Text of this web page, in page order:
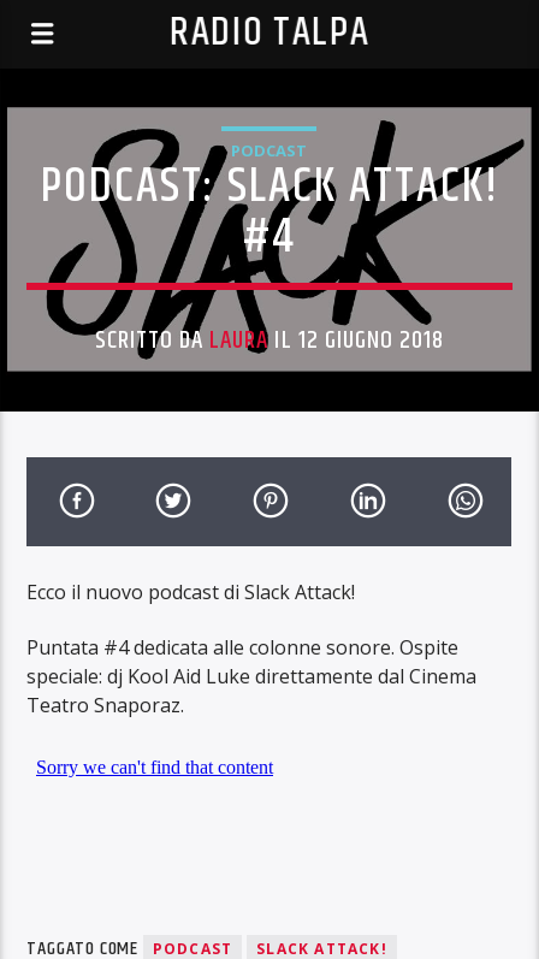
RADIO TALPA
PODCAST
PODCAST: SLACK ATTACK!
#4
SCRITTO DA LAURAIL 12 GIUGNO 2018
Ecco il nuovo podcast di Slack Attack!
Puntata #4 dedicata alle colonne sonore. Ospite
speciale: dj Kool Aid Luke direttamente dal Cinema
Teatro Snaporaz.
TAGGATO COME PODCAST
SLACK ATTACK!